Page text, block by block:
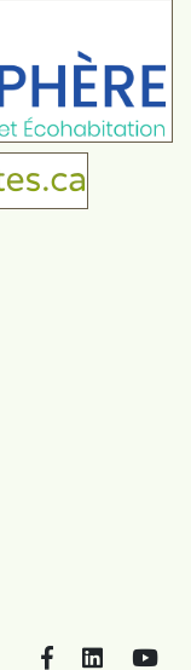
FacebookLinkedIn